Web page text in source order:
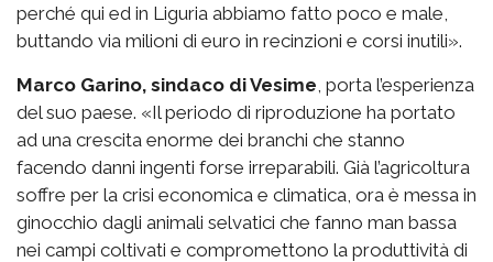
perché qui ed in Liguria abbiamo fatto poco e male,
buttando via milioni di euro in recinzioni e corsi inutili».
Marco Garino, sindaco di Vesime , porta l’esperienza
del suo paese. «Il periodo di riproduzione ha portato
ad una crescita enorme dei branchi che stanno
facendo danni ingenti forse irreparabili. Già l’agricoltura
soffre per la crisi economica e climatica, ora è messa in
ginocchio dagli animali selvatici che fanno man bassa
nei campi coltivati e compromettono la produttività di